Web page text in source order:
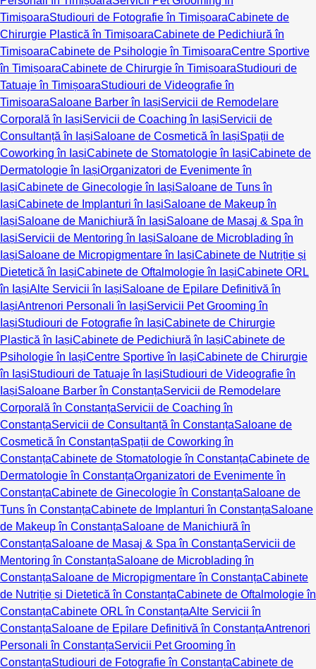
TimișoaraStudiouri de Fotografie în TimișoaraCabinete de
Chirurgie Plastică în TimișoaraCabinete de Pedichiură în
TimișoaraCabinete de Psihologie în TimișoaraCentre Sportive
în TimișoaraCabinete de Chirurgie în TimișoaraStudiouri de
Tatuaje în TimișoaraStudiouri de Videografie în
TimișoaraSaloane Barber în IașiServicii de Remodelare
Corporală în IașiServicii de Coaching în IașiServicii de
Consultanță în IașiSaloane de Cosmetică în IașiSpații de
Coworking în IașiCabinete de Stomatologie în IașiCabinete de
Dermatologie în IașiOrganizatori de Evenimente în
IașiCabinete de Ginecologie în IașiSaloane de Tuns în
IașiCabinete de Implanturi în IașiSaloane de Makeup în
IașiSaloane de Manichiură în IașiSaloane de Masaj & Spa în
IașiServicii de Mentoring în IașiSaloane de Microblading în
IașiSaloane de Micropigmentare în IașiCabinete de Nutriție și
Dietetică în IașiCabinete de Oftalmologie în IașiCabinete ORL
în IașiAlte Servicii în IașiSaloane de Epilare Definitivă în
IașiAntrenori Personali în IașiServicii Pet Grooming în
IașiStudiouri de Fotografie în IașiCabinete de Chirurgie
Plastică în IașiCabinete de Pedichiură în IașiCabinete de
Psihologie în IașiCentre Sportive în IașiCabinete de Chirurgie
în IașiStudiouri de Tatuaje în IașiStudiouri de Videografie în
IașiSaloane Barber în ConstanțaServicii de Remodelare
Corporală în ConstanțaServicii de Coaching în
ConstanțaServicii de Consultanță în ConstanțaSaloane de
Cosmetică în ConstanțaSpații de Coworking în
ConstanțaCabinete de Stomatologie în ConstanțaCabinete de
Dermatologie în ConstanțaOrganizatori de Evenimente în
ConstanțaCabinete de Ginecologie în ConstanțaSaloane de
Tuns în ConstanțaCabinete de Implanturi în ConstanțaSaloane
de Makeup în ConstanțaSaloane de Manichiură în
ConstanțaSaloane de Masaj & Spa în ConstanțaServicii de
Mentoring în ConstanțaSaloane de Microblading în
ConstanțaSaloane de Micropigmentare în ConstanțaCabinete
de Nutriție și Dietetică în ConstanțaCabinete de Oftalmologie în
ConstanțaCabinete ORL în ConstanțaAlte Servicii în
ConstanțaSaloane de Epilare Definitivă în ConstanțaAntrenori
Personali în ConstanțaServicii Pet Grooming în
ConstanțaStudiouri de Fotografie în ConstanțaCabinete de